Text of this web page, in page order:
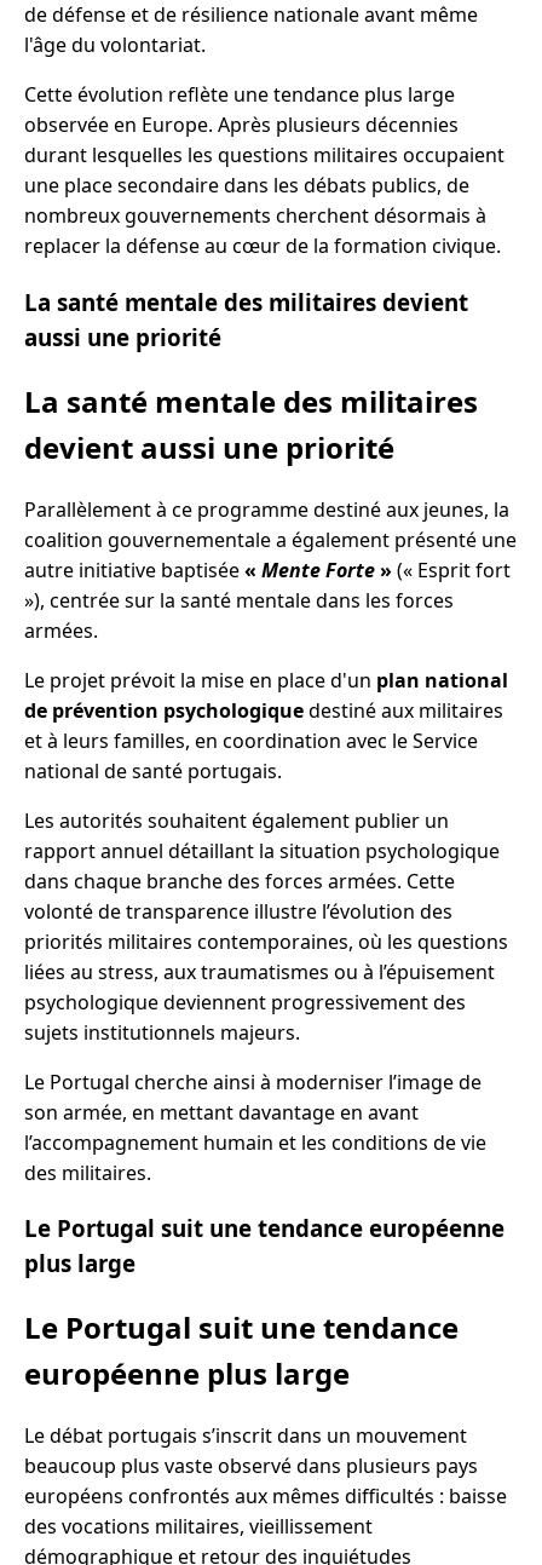
de défense et de résilience nationale avant même
l'âge du volontariat.
Cette évolution reflète une tendance plus large
observée en Europe. Après plusieurs décennies
durant lesquelles les questions militaires occupaient
une place secondaire dans les débats publics, de
nombreux gouvernements cherchent désormais à
replacer la défense au cœur de la formation civique.
La santé mentale des militaires devient
aussi une priorité
La santé mentale des militaires
devient aussi une priorité
Parallèlement à ce programme destiné aux jeunes, la
coalition gouvernementale a également présenté une
autre initiative baptisée« Mente Forte»(« Esprit fort
»), centrée sur la santé mentale dans les forces
armées.
Le projet prévoit la mise en place d'un plan national
de prévention psychologiquedestiné aux militaires
et à leurs familles, en coordination avec le Service
national de santé portugais.
Les autorités souhaitent également publier un
rapport annuel détaillant la situation psychologique
dans chaque branche des forces armées. Cette
volonté de transparence illustre l’évolution des
priorités militaires contemporaines, où les questions
liées au stress, aux traumatismes ou à l’épuisement
psychologique deviennent progressivement des
sujets institutionnels majeurs.
Le Portugal cherche ainsi à moderniser l’image de
son armée, en mettant davantage en avant
l’accompagnement humain et les conditions de vie
des militaires.
Le Portugal suit une tendance européenne
plus large
Le Portugal suit une tendance
européenne plus large
Le débat portugais s’inscrit dans un mouvement
beaucoup plus vaste observé dans plusieurs pays
européens confrontés aux mêmes difficultés : baisse
des vocations militaires, vieillissement
démographique et retour des inquiétudes